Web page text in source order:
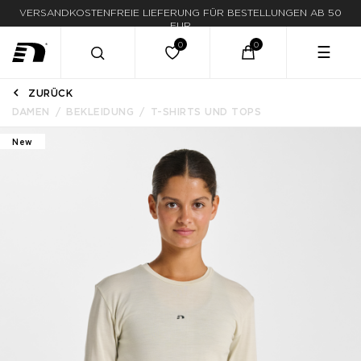
LIEFERUNG IN 1-3 WERKTAGEN
☰
ZURÜCK
DAMEN
BEKLEIDUNG T-SHIRTS UND TOPS
New